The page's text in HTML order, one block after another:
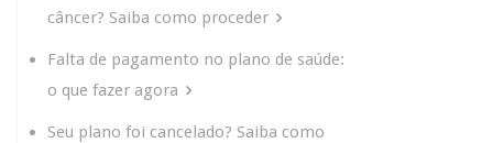
câncer? Saiba como proceder
Falta de pagamento no plano de saúde:
o que fazer agora
Seu plano foi cancelado? Saiba como